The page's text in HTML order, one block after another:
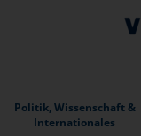
Politik, Wissenschaft &
Internationales